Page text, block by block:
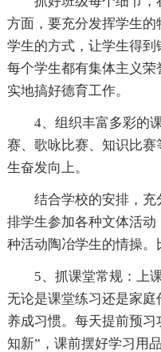
方面，要充分发挥学生
学生的方式，让学生得
每个学生都有集体主义
实地搞好德育工作。
4、组织丰富多彩的
赛、歌咏比赛、知识比
生奋发向上。
结合学校的安排，
排学生参加各种文体活
种活动陶冶学生的情操。
5、抓课堂常规：上
无论是课堂练习还是家庭
养成习惯。每天提前预
知新”，课前摆好学习用